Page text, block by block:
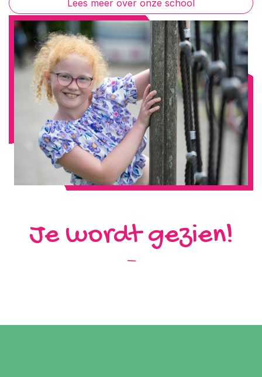
Lees meer over onze school
Je wordt gezien!